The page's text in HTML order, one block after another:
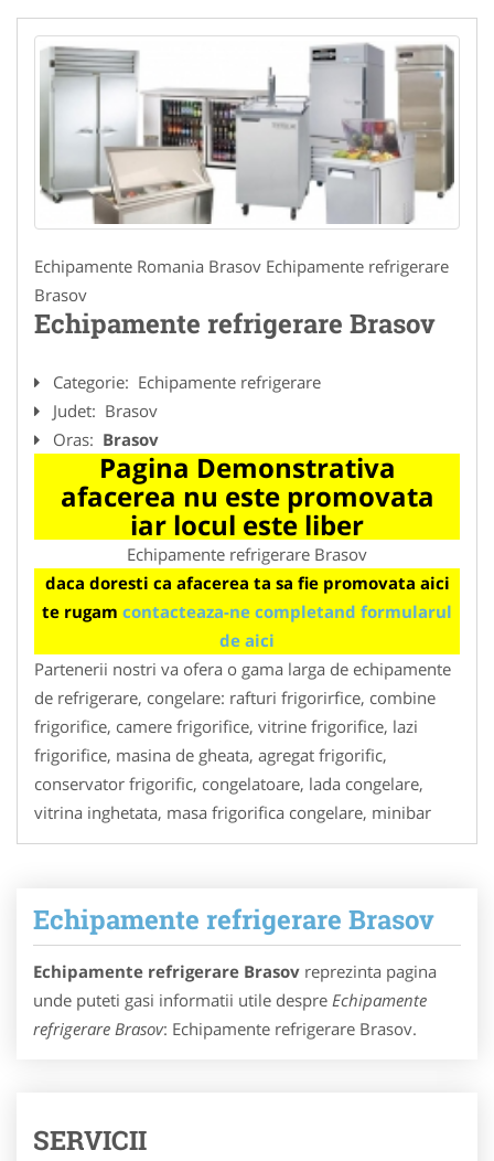
Echipamente Romania Brasov Echipamente refrigerare
Brasov
Echipamente refrigerare Brasov
Categorie: Echipamente refrigerare
Judet: Brasov
Oras: Brasov
Pagina Demonstrativa
afacerea nu este promovata
iar locul este liber
Echipamente refrigerare Brasov
daca doresti ca afacerea ta sa fie promovata aici
te rugam contacteaza-ne completand formularul
de aici
Partenerii nostri va ofera o gama larga de echipamente
de refrigerare, congelare: rafturi frigorirfice, combine
frigorifice, camere frigorifice, vitrine frigorifice, lazi
frigorifice, masina de gheata, agregat frigorific,
conservator frigorific, congelatoare, lada congelare,
vitrina inghetata, masa frigorifica congelare, minibar
Echipamente refrigerare Brasov
Echipamente refrigerare Brasov reprezinta pagina
unde puteti gasi informatii utile despre Echipamente
refrigerare Brasov: Echipamente refrigerare Brasov.
SERVICII